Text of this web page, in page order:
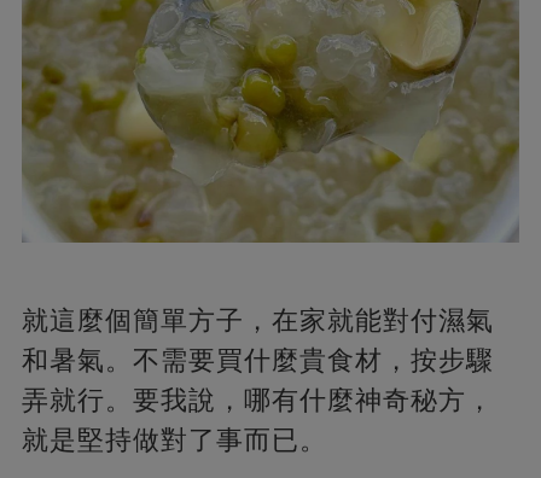
就這麼個簡單方子，在家就能對付濕氣
和暑氣。不需要買什麼貴食材，按步驟
弄就行。要我說，哪有什麼神奇秘方，
就是堅持做對了事而已。